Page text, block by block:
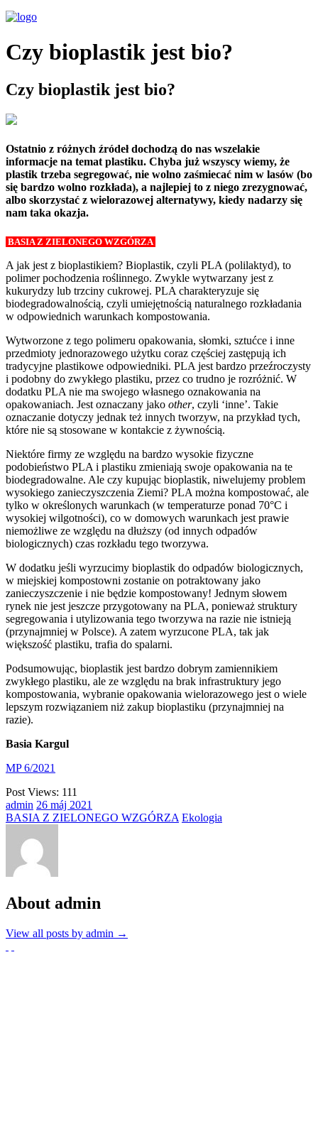
Czy bioplastik jest bio?
Czy bioplastik jest bio?
Ostatnio z różnych źródeł dochodzą do nas wszelakie
informacje na temat plastiku. Chyba już wszyscy wiemy, że
plastik trzeba segregować, nie wolno zaśmiecać nim w lasów (bo
się bardzo wolno rozkłada), a najlepiej to z niego zrezygnować,
albo skorzystać z wielorazowej alternatywy, kiedy nadarzy się
nam taka okazja.
BASIA Z ZIELONEGO WZGÓRZA
A jak jest z bioplastikiem? Bioplastik, czyli PLA (polilaktyd), to
polimer pochodzenia roślinnego. Zwykle wytwarzany jest z
kukurydzy lub trzciny cukrowej. PLA charakteryzuje się
biodegradowalnością, czyli umiejętnością naturalnego rozkładania
w odpowiednich warunkach kompostowania.
Wytworzone z tego polimeru opakowania, słomki, sztućce i inne
przedmioty jednorazowego użytku coraz częściej zastępują ich
tradycyjne plastikowe odpowiedniki. PLA jest bardzo przeźroczysty
i podobny do zwykłego plastiku, przez co trudno je rozróżnić. W
dodatku PLA nie ma swojego własnego oznakowania na
opakowaniach. Jest oznaczany jako other, czyli ‘inne’. Takie
oznaczanie dotyczy jednak też innych tworzyw, na przykład tych,
które nie są stosowane w kontakcie z żywnością.
Niektóre firmy ze względu na bardzo wysokie fizyczne
podobieństwo PLA i plastiku zmieniają swoje opakowania na te
biodegradowalne. Ale czy kupując bioplastik, niwelujemy problem
wysokiego zanieczyszczenia Ziemi? PLA można kompostować, ale
tylko w określonych warunkach (w temperaturze ponad 70°C i
wysokiej wilgotności), co w domowych warunkach jest prawie
niemożliwe ze względu na dłuższy (od innych odpadów
biologicznych) czas rozkładu tego tworzywa.
W dodatku jeśli wyrzucimy bioplastik do odpadów biologicznych,
w miejskiej kompostowni zostanie on potraktowany jako
zanieczyszczenie i nie będzie kompostowany! Jednym słowem
rynek nie jest jeszcze przygotowany na PLA, ponieważ struktury
segregowania i utylizowania tego tworzywa na razie nie istnieją
(przynajmniej w Polsce). A zatem wyrzucone PLA, tak jak
większość plastiku, trafia do spalarni.
Podsumowując, bioplastik jest bardzo dobrym zamiennikiem
zwykłego plastiku, ale ze względu na brak infrastruktury jego
kompostowania, wybranie opakowania wielorazowego jest o wiele
lepszym rozwiązaniem niż zakup bioplastiku (przynajmniej na
razie).
Basia Kargul
MP 6/2021
Post Views: 111
admin 26 máj 2021
BASIA Z ZIELONEGO WZGÓRZA Ekologia
About admin
View all posts by admin →